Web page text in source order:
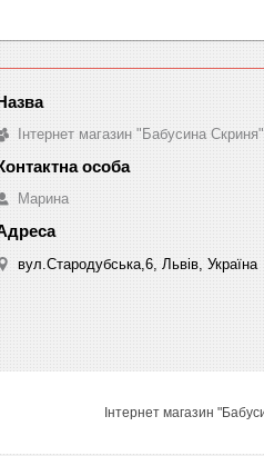
Інтернет магазин "Бабусина Скриня"
Марина
вул.Стародубська,6, Львів, Україна